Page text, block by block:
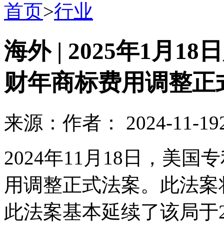
首页>行业
海外 | 2025年1月18
财年商标费用调整正
来源： 作者： 2024-11-19
2024年11月18日，美国
用调整正式法案。此法
此法案基本延续了该局